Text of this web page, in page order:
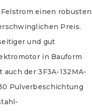
einen robusten
Preis.
und gut
in Bauform
der 3F3A-132MA-
Pulverbeschichtung